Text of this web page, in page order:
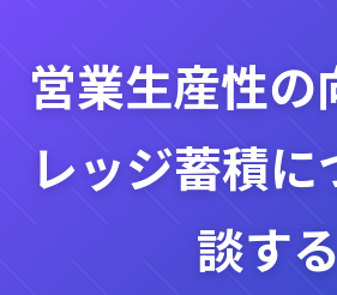
営業生産性の
レッジ蓄積に
談する